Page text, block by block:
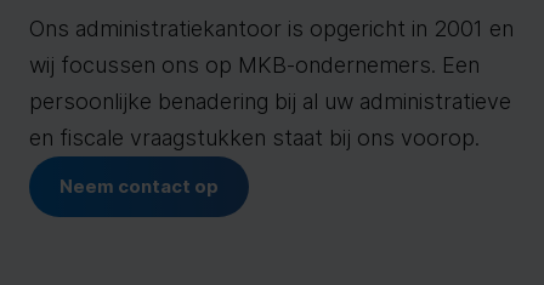
Ons administratiekantoor is opgericht in 2001 en
wij focussen ons op MKB-ondernemers. Een
persoonlijke benadering bij al uw administratieve
en fiscale vraagstukken staat bij ons voorop.
Neem contact op